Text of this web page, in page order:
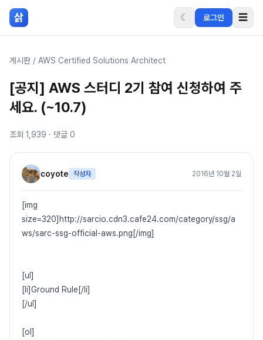
본문 바로가기
삵 ☾ 로그인 ☰
게시판 / AWS Certified Solutions Architect
[공지] AWS 스터디 2기 참여 신청하여 주
세요. (~10.7)
조회 1,939 · 댓글 0
coyote 작성자 2016년 10월 2일
[img
size=320]http://sarcio.cdn3.cafe24.com/category/ssg/a
ws/sarc-ssg-official-aws.png[/img]
[ul]
[li]Ground Rule[/li]
[/ul]
[ol]